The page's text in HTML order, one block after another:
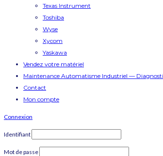
Texas Instrument
Toshiba
Wyse
Xycom
Yaskawa
Vendez votre matériel
Maintenance Automatisme Industriel —
Contact
Mon compte
Connexion
Identifiant
Mot de passe